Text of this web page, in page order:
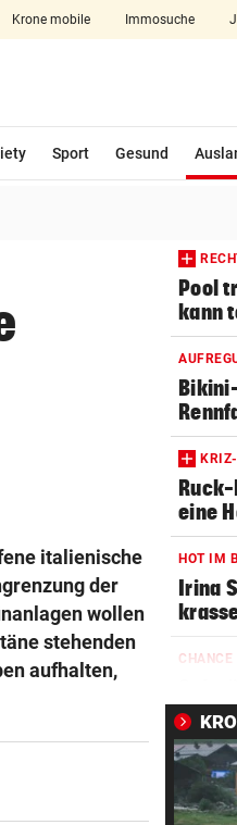
Krone mobile Immosuche
Sport Gesund
italienische
der
wollen
stehenden
aufhalten,
Pool
kann
eine
HOT IM
Irina
ins